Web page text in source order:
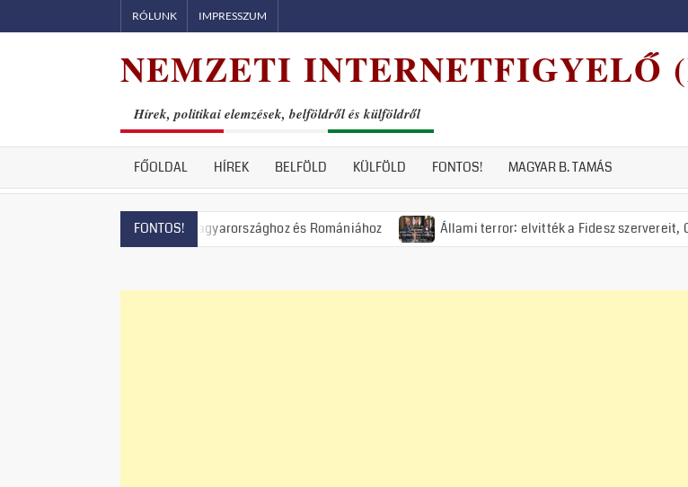
to
RÓLUNK IMPRESSZUM
NEMZETI INTERNETFIGYELŐ
Hírek, politikai elemzések, belföldről és külföldről
FŐOLDAL HÍREK BELFÖLD KÜLFÖLD FONTOS! MAGYAR B. TAMÁS
FONTOS!
Magyarországhoz és Romániához Állami terror: elvitték a Fidesz szervereit, Orbán Viktor